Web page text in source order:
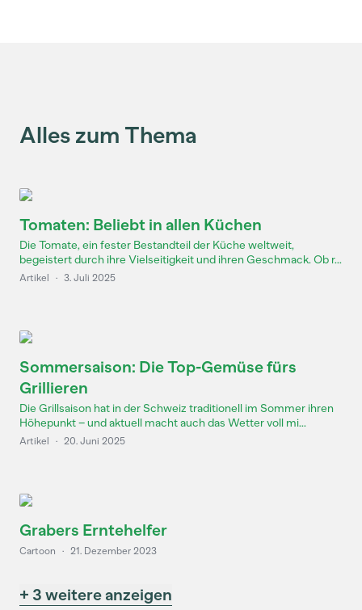
Alles zum Thema
Tomaten: Beliebt in allen Küchen
Die Tomate, ein fester Bestandteil der Küche weltweit,
begeistert durch ihre Vielseitigkeit und ihren Geschmack. Ob r...
Artikel · 3. Juli 2025
Sommersaison: Die Top-Gemüse fürs
Grillieren
Die Grillsaison hat in der Schweiz traditionell im Sommer ihren
Höhepunkt – und aktuell macht auch das Wetter voll mi...
Artikel · 20. Juni 2025
Grabers Erntehelfer
Cartoon · 21. Dezember 2023
+ 3 weitere anzeigen